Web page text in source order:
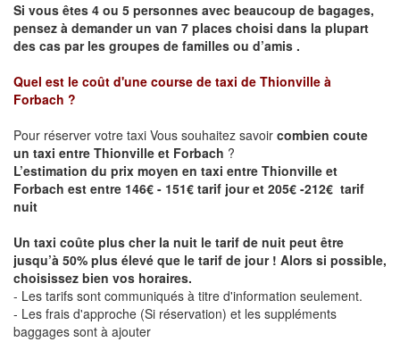
Si vous êtes 4 ou 5 personnes avec beaucoup de bagages,
pensez à demander un van 7 places choisi dans la plupart
des cas par les groupes de familles ou d’amis .
Quel est le coût d'une course de taxi de Thionville à
Forbach ?
Pour réserver votre taxi Vous souhaitez savoir combien coute
un taxi entre Thionville et Forbach ?
L’estimation du prix moyen en taxi entre Thionville et
Forbach est entre 146€ - 151€ tarif jour et 205€ -212€ tarif
nuit
Un taxi coûte plus cher la nuit le tarif de nuit peut être
jusqu’à 50% plus élevé que le tarif de jour ! Alors si possible,
choisissez bien vos horaires.
- Les tarifs sont communiqués à titre d'information seulement.
- Les frais d'approche (Si réservation) et les suppléments
baggages sont à ajouter